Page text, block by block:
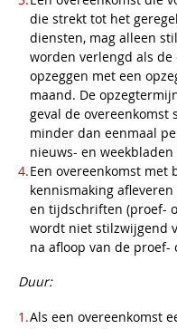
die strekt tot het
diensten, mag alleen
worden verlengd als
opzeggen met een
maand. De
geval de overeenkomst
minder dan eenmaal
nieuws- en
Een overeenkomst
kennismaking
en tijdschriften (proef-
wordt niet stilzwijgend
na afloop van de
Duur:
Als een overeenkomst